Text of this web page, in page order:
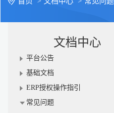
文档中心
平台公告
基础文档
ERP授权操作指引
常见问题